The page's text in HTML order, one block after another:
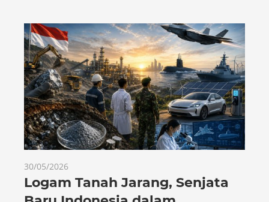
30/05/2026
Logam Tanah Jarang, Senjata